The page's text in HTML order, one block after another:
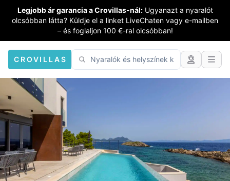
Legjobb ár garancia a Crovillas-nál: Ugyanazt a nyaralót
olcsóbban látta? Küldje el a linket LiveChaten vagy e-mailben
– és foglaljon 100 €-ral olcsóbban!
CROVILLAS